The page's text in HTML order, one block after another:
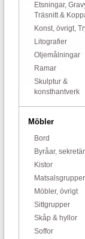
Etsningar,
Träsnitt &
Konst, övrigt,
Litografier
Oljemålningar
Ramar
Skulptur &
konsthantverk
Möbler
Bord
Byråar,
Kistor
Matsalsgrupper
Möbler, övrigt
Sittgrupper
Skåp & hyllor
Soffor